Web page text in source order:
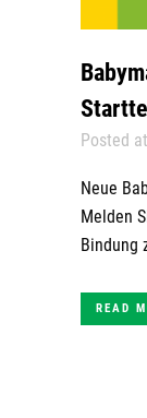
Posted
Neue
Melden
Bindung
READ